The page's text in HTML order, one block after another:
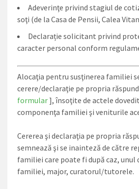
Adeverinţe privind stagiul de
soţi (de la Casa de Pensii, Calea
Declarație solicitant privind
caracter personal conform
Alocaţia pentru susţinerea familiei
cerere/declaraţie pe propria
formular ], însoţite de actele
componenţa familiei şi veniturile
Cererea şi declaraţia pe propria
semnează şi se inainteză de către
familiei care poate fi după caz,
familiei, major, curatorul/tutorele.